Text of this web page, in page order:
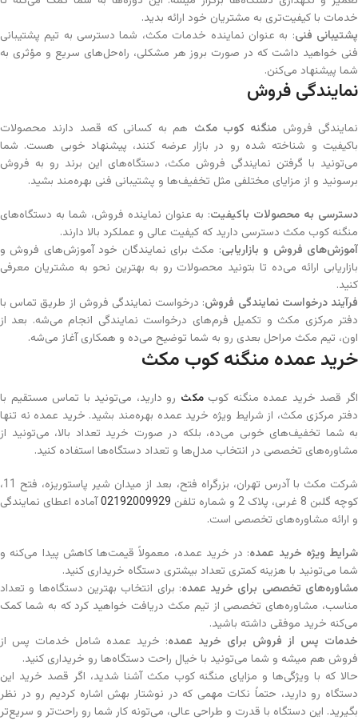
خدمات با کیفیت‌تری به مشتریان خود ارائه بدید.
پشتیبانی فنی: به عنوان نماینده خدمات مکث، شما دسترسی به تیم پشتیبانی
فنی خواهید داشت که در صورت بروز هر مشکلی، راه‌حل‌های سریع و مؤثری به
شما پیشنهاد می‌کنن.
نمایندگی فروش
نمایندگی فروش منگنه کوب مکث هم به کسانی که قصد دارند محصولات
باکیفیت و شناخته شده رو در بازار عرضه کنند، پیشنهاد خوبی هست. شما
می‌تونید با گرفتن نمایندگی فروش مکث، دستگاه‌های این برند رو به فروش
برسونید و از مزایای مختلفی مثل تخفیف‌ها و پشتیبانی فنی بهره‌مند بشید.
دسترسی به محصولات باکیفیت: به عنوان نماینده فروش، شما به دستگاه‌های
منگنه کوب مکث دسترسی دارید که کیفیت عالی و عملکرد بالا دارند.
آموزش‌های فروش و بازاریابی: مکث برای نمایندگان خود آموزش‌های فروش و
بازاریابی ارائه می‌ده تا بتونید محصولات رو به بهترین نحو به مشتریان معرفی
کنید.
فرآیند درخواست نمایندگی فروش: درخواست نمایندگی فروش از طریق تماس با
دفتر مرکزی مکث و تکمیل فرم‌های درخواست نمایندگی انجام می‌شه. بعد از
اون، تیم مکث مراحل بعدی رو به شما توضیح می‌ده و همکاری آغاز می‌شه.
خرید عمده منگنه کوب مکث
اگر قصد خرید عمده منگنه کوبمکث رو دارید، می‌تونید با تماس مستقیم با
دفتر مرکزی مکث، از شرایط ویژه خرید عمده بهره‌مند بشید. خرید عمده نه تنها
به شما تخفیف‌های خوبی می‌ده، بلکه در صورت خرید تعداد بالا، می‌تونید از
مشاوره‌های تخصصی در انتخاب مدل‌ها و تعداد دستگاه‌ها استفاده کنید.
شرکت مکث با آدرس تهران، بزرگراه فتح، بعد از میدان شیر پاستوریزه، فتح 11،
کوچه گلبن 8 غربی، پلاک 2 و شماره تلفن
02192009929آماده اعطای نمایندگی
و ارائه مشاوره‌های تخصصی است.
شرایط ویژه خرید عمده: در خرید عمده، معمولاً قیمت‌ها کاهش پیدا می‌کنه و
شما می‌تونید با هزینه کمتری تعداد بیشتری دستگاه خریداری کنید.
مشاوره‌های تخصصی برای خرید عمده: برای انتخاب بهترین دستگاه‌ها و تعداد
مناسب، مشاوره‌های تخصصی از تیم مکث دریافت خواهید کرد که به شما کمک
می‌کنه خرید موفقی داشته باشید.
خدمات پس از فروش برای خرید عمده: خرید عمده شامل خدمات پس از
فروش هم میشه و شما می‌تونید با خیال راحت دستگاه‌ها رو خریداری کنید.
حالا که با ویژگی‌ها و مزایای منگنه کوب مکث آشنا شدید، اگر قصد خرید این
دستگاه رو دارید، حتماً نکات مهمی که در نوشتار بهش اشاره کردیم رو در نظر
بگیرید. این دستگاه با قدرت و طراحی عالی، می‌تونه کار شما رو راحت‌تر و سریع‌تر